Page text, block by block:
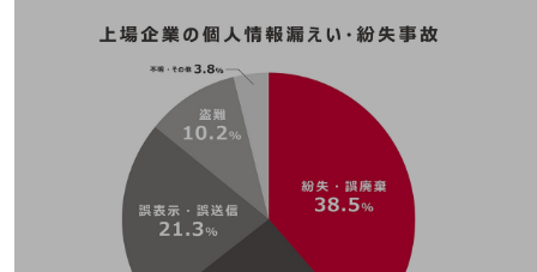
お悩みから見つけるTOP
バックオフィス
リモート・ハイブリッドワーク